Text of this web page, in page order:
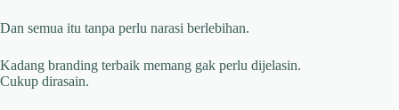
Dan semua itu tanpa perlu narasi berlebihan.
Kadang branding terbaik memang gak perlu dijelasin.
Cukup dirasain.